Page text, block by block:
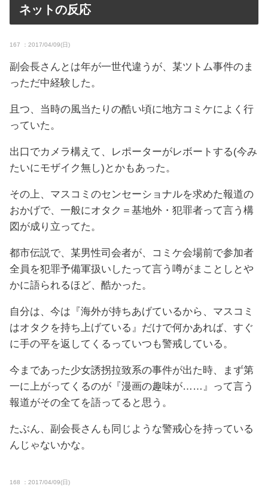
ネットの反応
167 ：2017/04/09(日)
副会長さんとは年が一世代違うが、某ツトム事件のま
っただ中経験した。
且つ、当時の風当たりの酷い頃に地方コミケによく行
っていた。
出口でカメラ構えて、レポーターがレボートする(今み
たいにモザイク無し)とかもあった。
その上、マスコミのセンセーショナルを求めた報道の
おかげで、一般にオタク＝基地外・犯罪者って言う構
図が成り立ってた。
都市伝説で、某男性司会者が、コミケ会場前で参加者
全員を犯罪予備軍扱いしたって言う噂がまことしとや
かに語られるほど、酷かった。
自分は、今は『海外が持ちあげているから、マスコミ
はオタクを持ち上げている』だけで何かあれば、すぐ
に手の平を返してくるっていつも警戒している。
今まであった少女誘拐拉致系の事件が出た時、まず第
一に上がってくるのが『漫画の趣味が……』って言う
報道がその全てを語ってると思う。
たぶん、副会長さんも同じような警戒心を持っている
んじゃないかな。
168 ：2017/04/09(日)